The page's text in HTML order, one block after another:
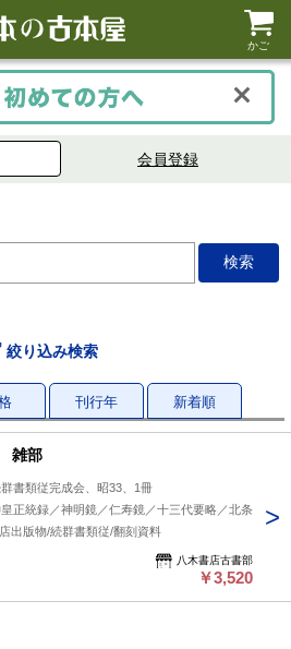
かご
会員登録
絞り込み検索
刊行年 新着順
雑部
書類従完成会、昭33、1冊
皇正統録／神明鏡／仁寿鏡／十三代要略／北条
出版物/続群書類従/翻刻資料
八木書店古書部
￥3,520